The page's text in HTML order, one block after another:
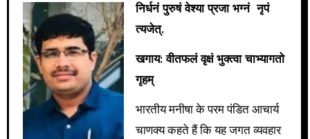
निर्धनं पुरुषं वेश्या प्रजा भग्नं नृपं
त्यजेत्.
खगाय: वीतफलं वृक्षं भुक्त्वा चाभ्यागतो
गृहम्
भारतीय मनीषा के परम पंडित आचार्य
चाणक्य कहते हैं कि यह जगत व्यवहार